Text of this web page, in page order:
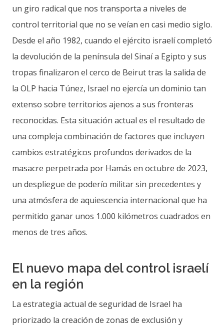
un giro radical que nos transporta a niveles de
control territorial que no se veían en casi medio siglo.
Desde el año 1982, cuando el ejército israelí completó
la devolución de la península del Sinaí a Egipto y sus
tropas finalizaron el cerco de Beirut tras la salida de
la OLP hacia Túnez, Israel no ejercía un dominio tan
extenso sobre territorios ajenos a sus fronteras
reconocidas. Esta situación actual es el resultado de
una compleja combinación de factores que incluyen
cambios estratégicos profundos derivados de la
masacre perpetrada por Hamás en octubre de 2023,
un despliegue de poderío militar sin precedentes y
una atmósfera de aquiescencia internacional que ha
permitido ganar unos 1.000 kilómetros cuadrados en
menos de tres años.
El nuevo mapa del control israelí
en la región
La estrategia actual de seguridad de Israel ha
priorizado la creación de zonas de exclusión y